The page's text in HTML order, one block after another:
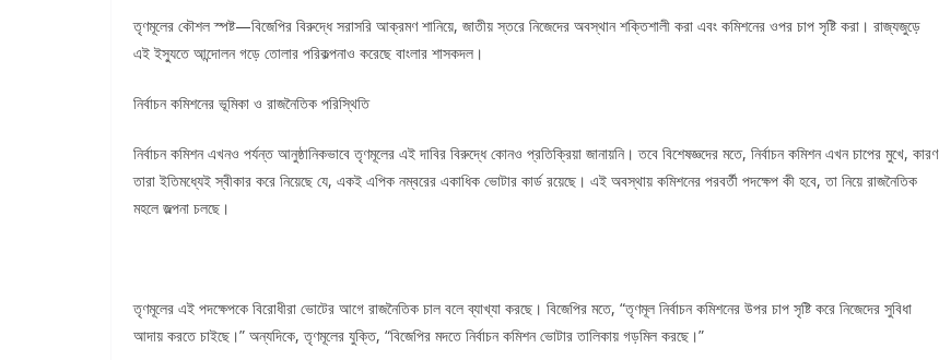
তৃণমূলের কৌশল স্পষ্ট—বিজেপির বিরুদ্ধে সরাসরি আক্রমণ শানিয়ে, জাতীয় স্তরে নিজেদের অবস্থান শক্তিশালী করা এবং কমিশনের ওপর চাপ সৃষ্টি করা। রাজ্যজুড়ে
এই ইস্যুতে আন্দোলন গড়ে তোলার পরিকল্পনাও করেছে বাংলার শাসকদল।
নির্বাচন কমিশনের ভূমিকা ও রাজনৈতিক পরিস্থিতি
নির্বাচন কমিশন এখনও পর্যন্ত আনুষ্ঠানিকভাবে তৃণমূলের এই দাবির বিরুদ্ধে কোনও প্রতিক্রিয়া জানায়নি। তবে বিশেষজ্ঞদের মতে, নির্বাচন কমিশন এখন চাপের মুখে, কারণ
তারা ইতিমধ্যেই স্বীকার করে নিয়েছে যে, একই এপিক নম্বরের একাধিক ভোটার কার্ড রয়েছে। এই অবস্থায় কমিশনের পরবর্তী পদক্ষেপ কী হবে, তা নিয়ে রাজনৈতিক
মহলে জল্পনা চলছে।
তৃণমূলের এই পদক্ষেপকে বিরোধীরা ভোটের আগে রাজনৈতিক চাল বলে ব্যাখ্যা করছে। বিজেপির মতে, “তৃণমূল নির্বাচন কমিশনের উপর চাপ সৃষ্টি করে নিজেদের সুবিধা
আদায় করতে চাইছে।” অন্যদিকে, তৃণমূলের যুক্তি, “বিজেপির মদতে নির্বাচন কমিশন ভোটার তালিকায় গড়মিল করছে।”